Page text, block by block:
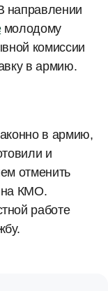
направлении
молодому
комиссии
в армию.
в армию,
и
отменить
на КМО.
работе